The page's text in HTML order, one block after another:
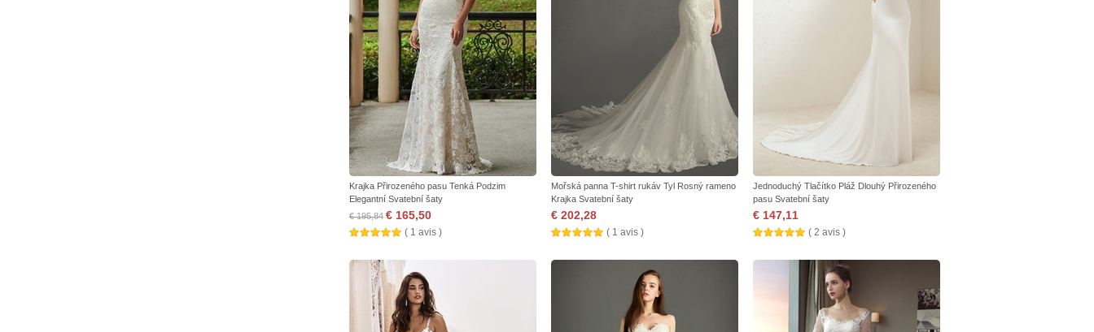
Krajka Přirozeného pasu Tenká Podzim
Elegantní Svatební šaty
€ 195,84 € 165,50
( 1 avis )
Mořská panna T-shirt rukáv Tyl Rosný rameno
Krajka Svatební šaty
€ 202,28
( 1 avis )
Jednoduchý Tlačítko Pláž Dlouhý Přirozeného
pasu Svatební šaty
€ 147,11
( 2 avis )